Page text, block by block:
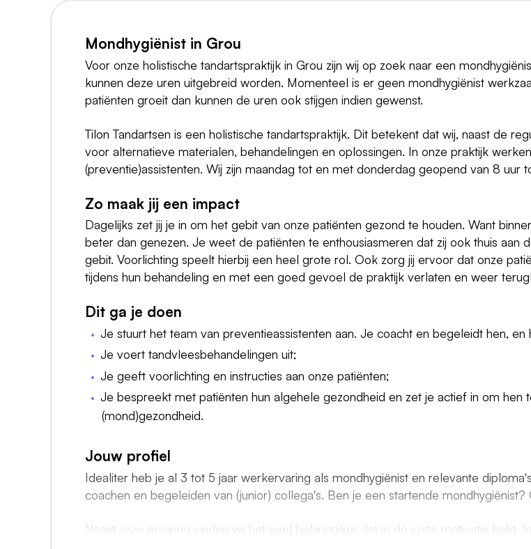
Mondhygiënist in Grou
Voor onze holistische tandartspraktijk in Grou zijn wij op zoek naar een
kunnen deze uren uitgebreid worden. Momenteel is er geen mondhygiënist
patiënten groeit dan kunnen de uren ook stijgen indien gewenst.
Tilon Tandartsen is een holistische tandartspraktijk. Dit betekent dat wij, naast de
voor alternatieve materialen, behandelingen en oplossingen. In onze praktijk
(preventie)assistenten. Wij zijn maandag tot en met donderdag geopend van 8 uur
Zo maak jij een impact
Dagelijks zet jij je in om het gebit van onze patiënten gezond te houden. Want
beter dan genezen. Je weet de patiënten te enthousiasmeren dat zij ook thuis aan
gebit. Voorlichting speelt hierbij een heel grote rol. Ook zorg jij ervoor dat onze
tijdens hun behandeling en met een goed gevoel de praktijk verlaten en weer
Dit ga je doen
Je stuurt het team van preventieassistenten aan. Je coacht en begeleidt hen, en
Je voert tandvleesbehandelingen uit;
Je geeft voorlichting en instructies aan onze patiënten;
Je bespreekt met patiënten hun algehele gezondheid en zet je actief in om hen
(mond)gezondheid.
Jouw profiel
Idealiter heb je al 3 tot 5 jaar werkervaring als mondhygiënist en relevante
coachen en begeleiden van (junior) collega's. Ben je een startende
Naast jouw ervaring vinden wij het veel belangrijker dat je de juiste motivatie hebt.